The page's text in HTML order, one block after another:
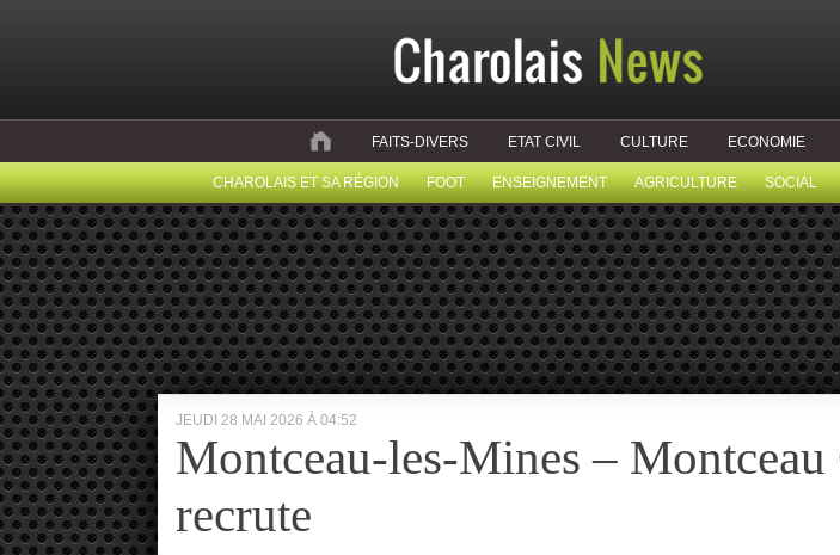
FAITS-DIVERS ETAT CIVIL CULTURE ECONOMIE
CHAROLAIS ET SA RÉGION FOOT ENSEIGNEMENT AGRICULTURE SOCIAL
JEUDI 28 MAI 2026 À 04:52
Montceau-les-Mines – Montceau
recrute